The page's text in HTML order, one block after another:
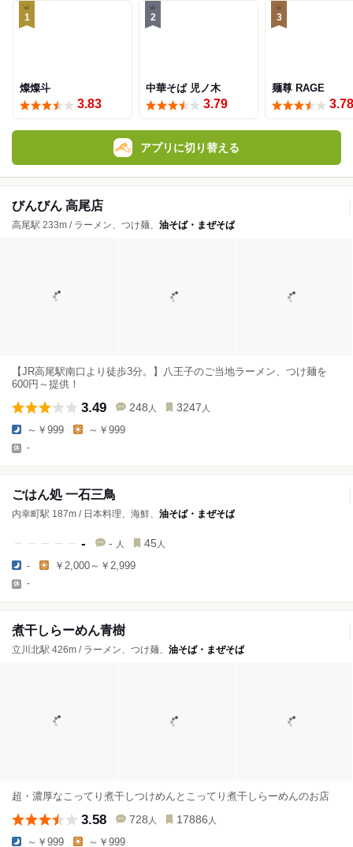
1
燦燦斗
3.83
2
中華そば 児ノ木
3.79
3
麺尊 RAGE
3.78
アプリに切り替える
びんびん 高尾店
高尾駅 233m / ラーメン、つけ麺、 油そば・まぜそば
【JR高尾駅南口より徒歩3分。】八王子のご当地ラーメン、つけ麺を
600円～提供！
3.49 248 人 3247 人
～￥999 ～￥999
-
ごはん処 一石三鳥
内幸町駅 187m / 日本料理、海鮮、 油そば・まぜそば
- - 人 45 人
- ￥2,000～￥2,999
-
煮干しらーめん青樹
立川北駅 426m / ラーメン、つけ麺、 油そば・まぜそば
超・濃厚なこってり煮干しつけめんとこってり煮干しらーめんのお店
3.58 728 人 17886 人
～￥999 ～￥999